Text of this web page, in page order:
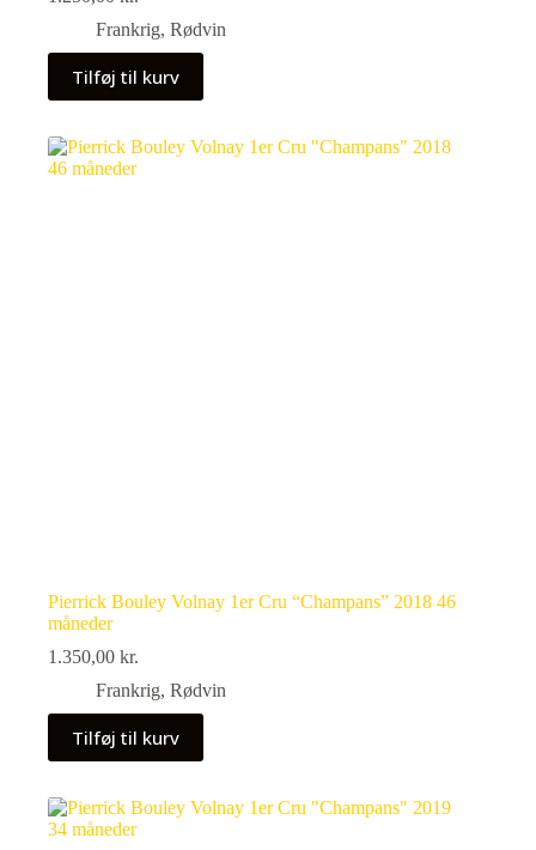
Frankrig, Rødvin
Tilføj til kurv
Pierrick Bouley Volnay 1er Cru “Champans” 2018 46
måneder
1.350,00 kr.
Frankrig, Rødvin
Tilføj til kurv